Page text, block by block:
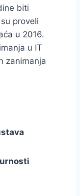
biti
proveli
u 2016.
u IT
zanimanja